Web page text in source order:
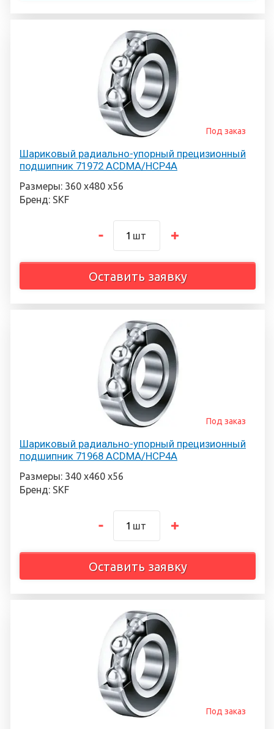
Шариковый радиально-упорный прецизионный
подшипник 71972 ACDMA/HCP4A
Под заказ
Размеры: 360 х480 х56
Бренд: SKF
шт
Оставить заявку
Шариковый радиально-упорный прецизионный
подшипник 71968 ACDMA/HCP4A
Под заказ
Размеры: 340 х460 х56
Бренд: SKF
шт
Оставить заявку
Под заказ